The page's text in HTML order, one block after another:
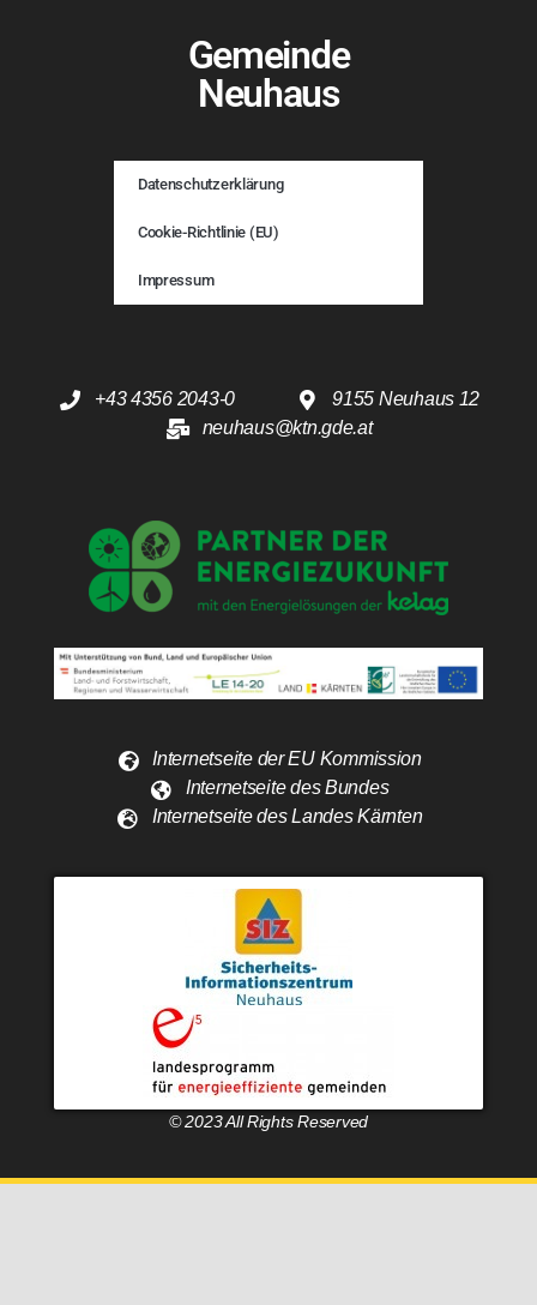
Gemeinde
Neuhaus
Datenschutzerklärung
Cookie-Richtlinie (EU)
Impressum
+43 4356 2043-0
9155 Neuhaus 12
neuhaus@ktn.gde.at
Internetseite der EU Kommission
Internetseite des Bundes
Internetseite des Landes Kärnten
© 2023 All Rights Reserved